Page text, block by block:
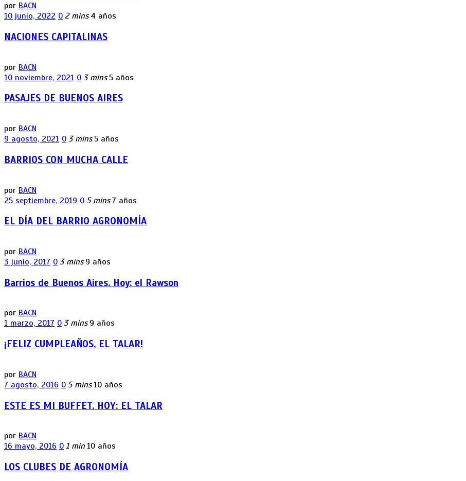
por BACN
10 junio, 2022 0 2 mins 4 años
NACIONES CAPITALINAS
por BACN
10 noviembre, 2021 0 3 mins 5 años
PASAJES DE BUENOS AIRES
por BACN
9 agosto, 2021 0 3 mins 5 años
BARRIOS CON MUCHA CALLE
por BACN
25 septiembre, 2019 0 5 mins 7 años
EL DÍA DEL BARRIO AGRONOMÍA
por BACN
3 junio, 2017 0 3 mins 9 años
Barrios de Buenos Aires. Hoy: el Rawson
por BACN
1 marzo, 2017 0 3 mins 9 años
¡FELIZ CUMPLEAÑOS, EL TALAR!
por BACN
7 agosto, 2016 0 5 mins 10 años
ESTE ES MI BUFFET. HOY: EL TALAR
por BACN
16 mayo, 2016 0 1 min 10 años
LOS CLUBES DE AGRONOMÍA